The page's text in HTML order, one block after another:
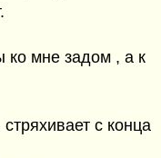
ко мне задом , а к
с конца